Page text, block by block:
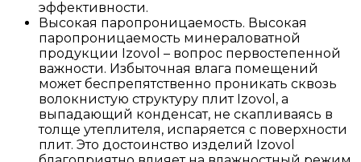
эффективности.
Высокая паропроницаемость. Высокая
паропроницаемость минераловатной
продукции Izovol – вопрос первостепенной
важности. Избыточная влага помещений
может беспрепятственно проникать сквозь
волокнистую структуру плит Izovol, а
выпадающий конденсат, не скапливаясь в
толще утеплителя, испаряется с поверхности
плит. Это достоинство изделий Izovol